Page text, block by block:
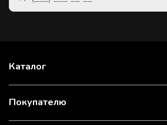
Каталог
Покупателю